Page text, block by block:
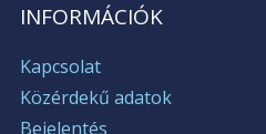
INFORMÁCIÓK
Kapcsolat
Közérdekű adatok
Bejelentés